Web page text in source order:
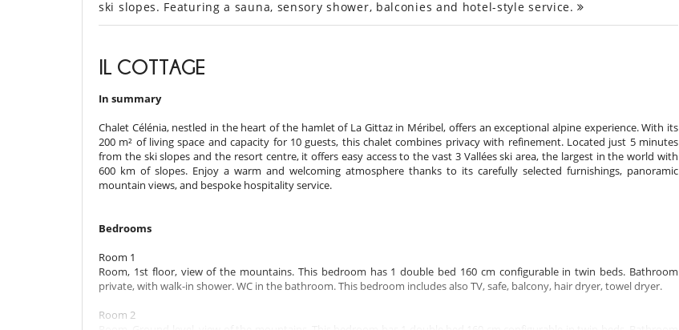
ski slopes. Featuring a sauna, sensory shower, balconies and hotel-style service.
IL COTTAGE
In summary
Chalet Célénia, nestled in the heart of the hamlet of La Gittaz in Méribel, offers an exceptional alpine experience. With its
200 m² of living space and capacity for 10 guests, this chalet combines privacy with refinement. Located just 5 minutes
from the ski slopes and the resort centre, it offers easy access to the vast 3 Vallées ski area, the largest in the world with
600 km of slopes. Enjoy a warm and welcoming atmosphere thanks to its carefully selected furnishings, panoramic
mountain views, and bespoke hospitality service.
Bedrooms
Room 1
Room, 1st floor, view of the mountains. This bedroom has 1 double bed 160 cm configurable in twin beds. Bathroom
private, with walk-in shower. WC in the bathroom. This bedroom includes also TV, safe, balcony, hair dryer, towel dryer.
Room 2